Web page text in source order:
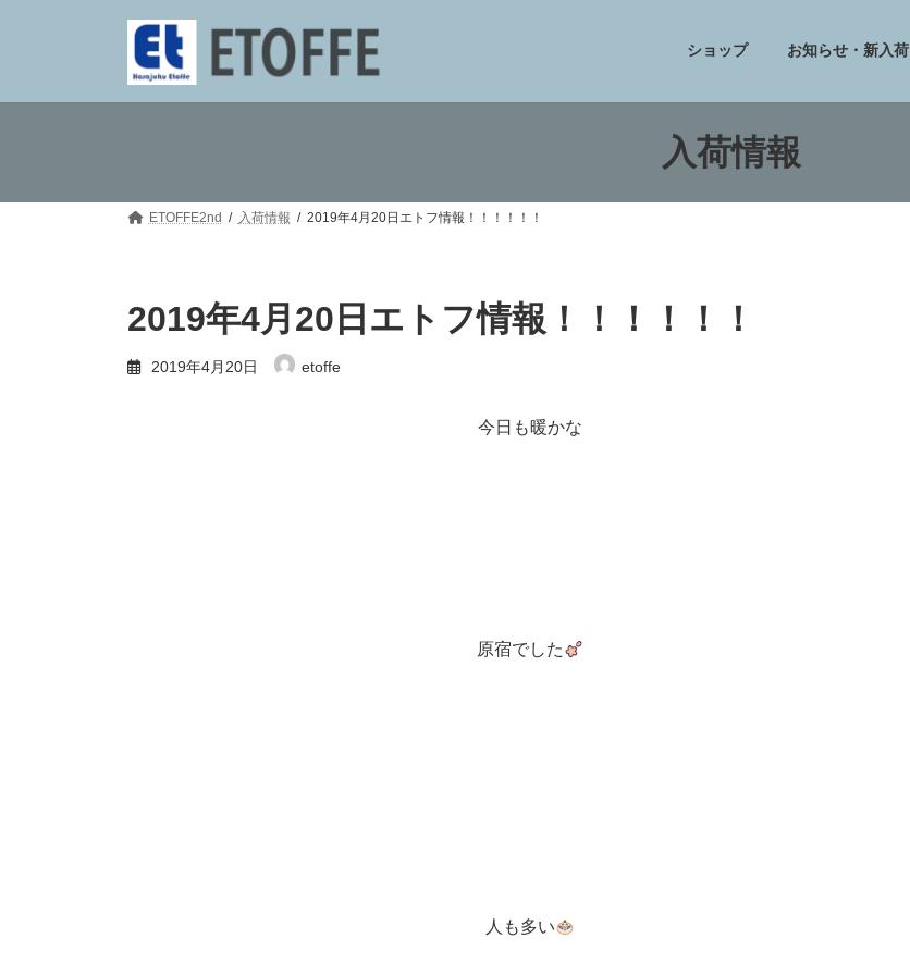
ツ
シ
ショップ お知らせ・新入荷
入荷情報
ETOFFE2nd 入荷情報 2019年4月20日エトフ情報！！！！！！
2019年4月20日エトフ情報！！！！！！
2019年4月20日 etoffe
今日も暖かな
原宿でした
人も多い